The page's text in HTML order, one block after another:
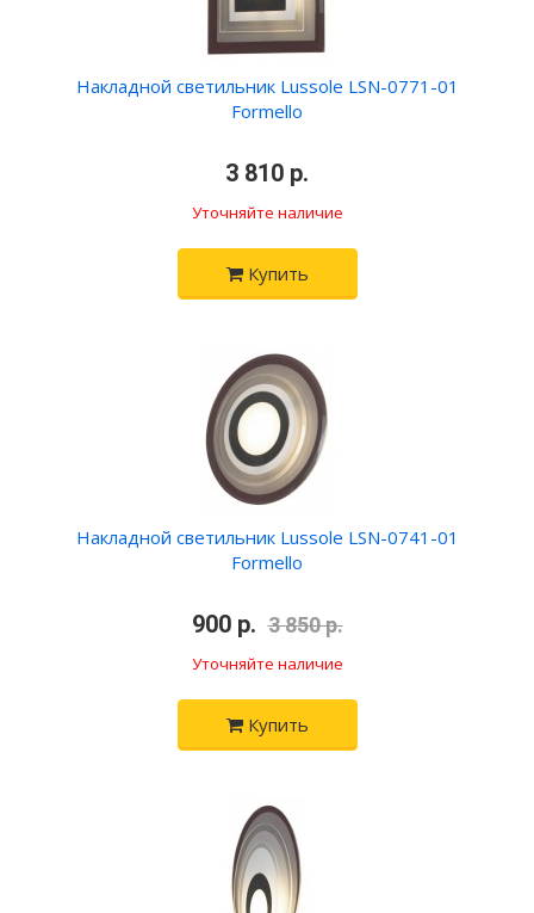
Накладной светильник Lussole LSN-0771-01
Formello
3 810 р.
Уточняйте наличие
Купить
Накладной светильник Lussole LSN-0741-01
Formello
900 р. 3 850 р.
Уточняйте наличие
Купить